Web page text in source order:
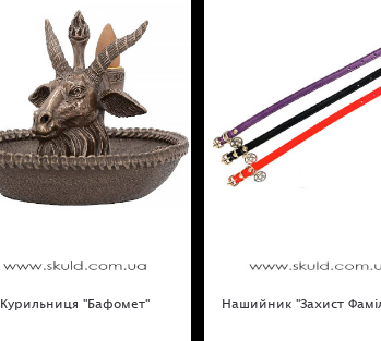
Курильниця "Бафомет" Нашийник "Захист